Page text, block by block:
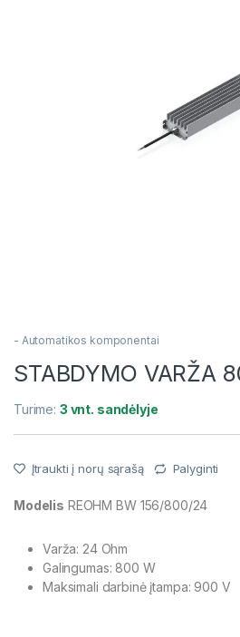
- Automatikos komponentai
STABDYMO VARŽA
Turime: 3 vnt. sandėlyje
Įtraukti į norų sąrašą Palyginti
Modelis REOHM BW 156/800/24
Varža: 24 Ohm
Galingumas: 800 W
Maksimali darbinė įtampa: 900 V